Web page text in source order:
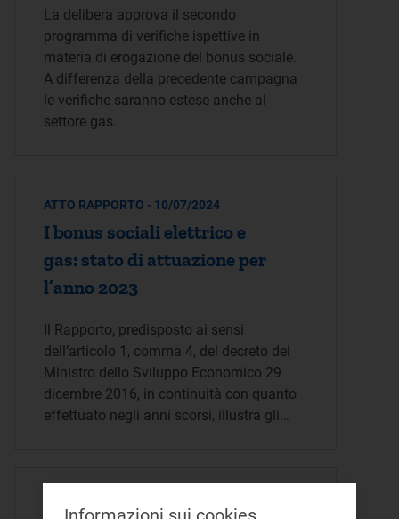
La delibera approva il secondo
programma di verifiche ispettive in
materia di erogazione del bonus sociale.
A differenza della precedente campagna
le verifiche saranno estese anche al
settore gas.
ATTO RAPPORTO - 10/07/2024
I bonus sociali elettrico e
gas: stato di attuazione per
l’anno 2023
Il Rapporto, predisposto ai sensi
dell’articolo 1, comma 4, del decreto del
Ministro dello Sviluppo Economico 29
dicembre 2016, in continuità con quanto
effettuato negli anni scorsi, illustra gli…